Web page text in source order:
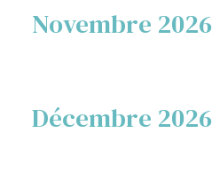
Novembre 2026
Décembre 2026